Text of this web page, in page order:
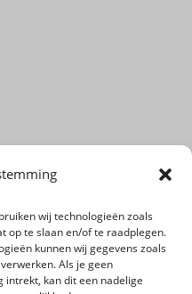
wij technologieën zoals
op te slaan en/of te raadplegen.
kunnen wij gegevens zoals
Als je geen
kan dit een nadelige
of promotie!